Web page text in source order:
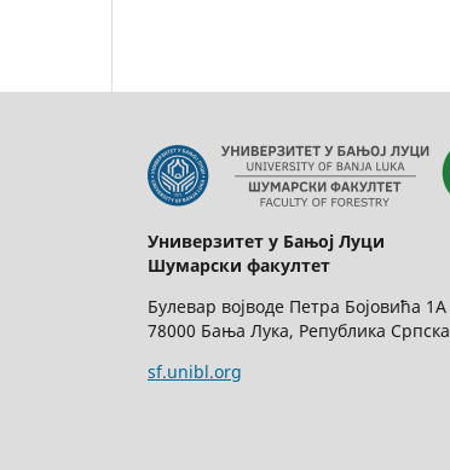
Универзитет у Бањој Луци
Шумарски факултет
Булевар војводе Петра Бојовића 1А
78000 Бања Лука, Република Српска
sf.unibl.org